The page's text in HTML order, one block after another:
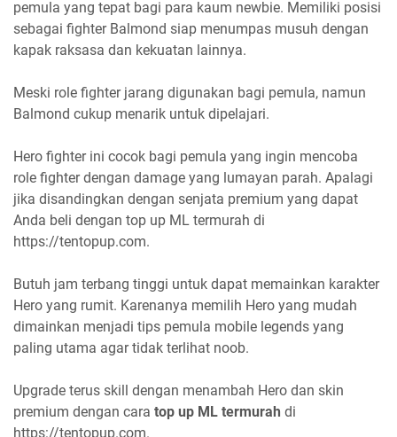
pemula yang tepat bagi para kaum newbie. Memiliki posisi
sebagai fighter Balmond siap menumpas musuh dengan
kapak raksasa dan kekuatan lainnya.
Meski role fighter jarang digunakan bagi pemula, namun
Balmond cukup menarik untuk dipelajari.
Hero fighter ini cocok bagi pemula yang ingin mencoba
role fighter dengan damage yang lumayan parah. Apalagi
jika disandingkan dengan senjata premium yang dapat
Anda beli dengan top up ML termurah di
https://tentopup.com.
Butuh jam terbang tinggi untuk dapat memainkan karakter
Hero yang rumit. Karenanya memilih Hero yang mudah
dimainkan menjadi tips pemula mobile legends yang
paling utama agar tidak terlihat noob.
Upgrade terus skill dengan menambah Hero dan skin
premium dengan cara top up ML termurah di
https://tentopup.com.